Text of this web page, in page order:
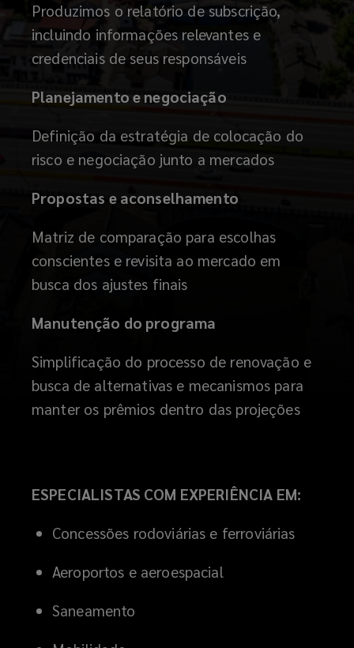
Produzimos o relatório de subscrição,
incluindo informações relevantes e
credenciais de seus responsáveis
Planejamento e negociação
Definição da estratégia de colocação do
risco e negociação junto a mercados
Propostas e aconselhamento
Matriz de comparação para escolhas
conscientes e revisita ao mercado em
busca dos ajustes finais
Manutenção do programa
Simplificação do processo de renovação e
busca de alternativas e mecanismos para
manter os prêmios dentro das projeções
ESPECIALISTAS COM EXPERIÊNCIA EM:
Concessões rodoviárias e ferroviárias
Aeroportos e aeroespacial
Saneamento